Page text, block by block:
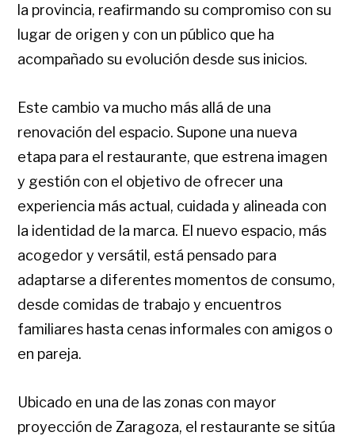
la provincia, reafirmando su compromiso con su
lugar de origen y con un público que ha
acompañado su evolución desde sus inicios.
Este cambio va mucho más allá de una
renovación del espacio. Supone una nueva
etapa para el restaurante, que estrena imagen
y gestión con el objetivo de ofrecer una
experiencia más actual, cuidada y alineada con
la identidad de la marca. El nuevo espacio, más
acogedor y versátil, está pensado para
adaptarse a diferentes momentos de consumo,
desde comidas de trabajo y encuentros
familiares hasta cenas informales con amigos o
en pareja.
Ubicado en una de las zonas con mayor
proyección de Zaragoza, el restaurante se sitúa